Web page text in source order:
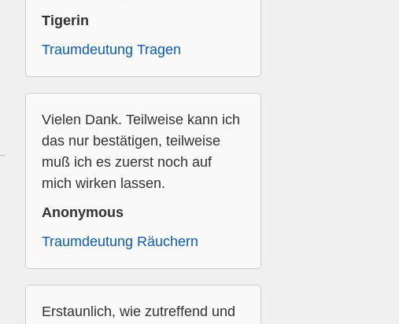
Tigerin
Traumdeutung Tragen
Vielen Dank. Teilweise kann ich
das nur bestätigen, teilweise
muß ich es zuerst noch auf
mich wirken lassen.
Anonymous
Traumdeutung Räuchern
Erstaunlich, wie zutreffend und